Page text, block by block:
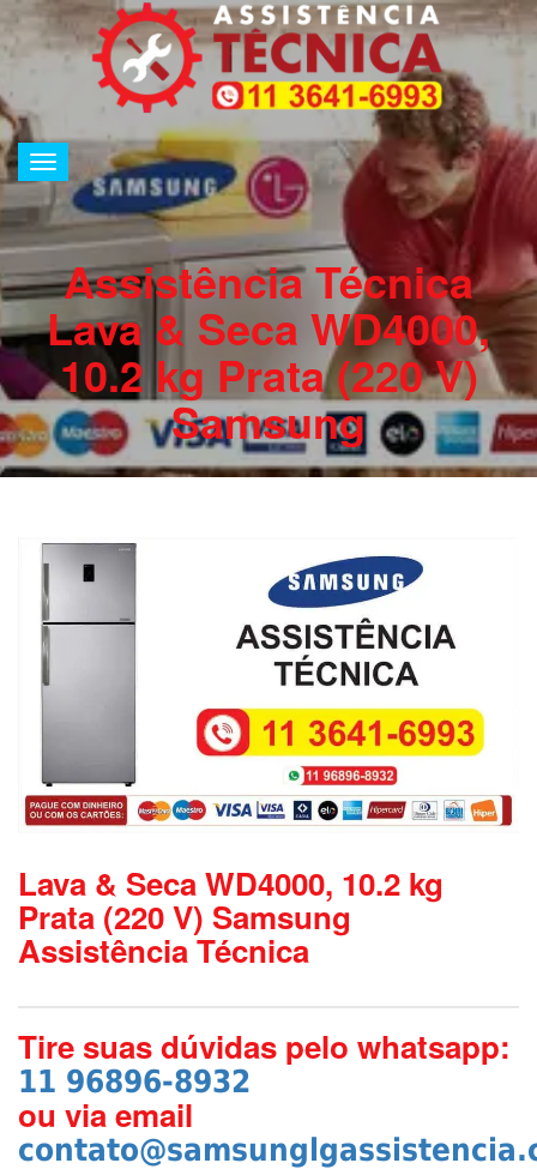
Alternar
de
navegação
Assistência Técnica
Lava & Seca WD4000,
10.2 kg Prata (220 V)
Samsung
Lava & Seca WD4000, 10.2 kg
Prata (220 V) Samsung
Assistência Técnica
Tire suas dúvidas pelo whatsapp:
11 96896-8932
ou via email